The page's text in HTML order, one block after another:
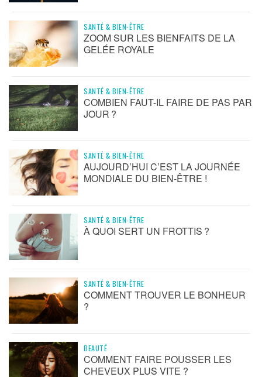
SANTÉ & BIEN-ÊTRE
ZOOM SUR LES BIENFAITS DE LA
GELÉE ROYALE
SANTÉ & BIEN-ÊTRE
COMBIEN FAUT-IL FAIRE DE PAS PAR
JOUR ?
SANTÉ & BIEN-ÊTRE
AUJOURD’HUI C’EST LA JOURNÉE
MONDIALE DU BIEN-ÊTRE !
SANTÉ & BIEN-ÊTRE
À QUOI SERT UN FROTTIS ?
SANTÉ & BIEN-ÊTRE
COMMENT TROUVER LE BONHEUR
?
BEAUTÉ
COMMENT FAIRE POUSSER LES
CHEVEUX PLUS VITE ?